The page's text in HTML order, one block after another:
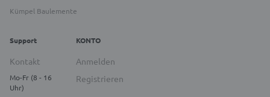
Kümpel Baulemente
Support
Kontakt
Mo-Fr (8 - 16
Uhr)
KONTO
Anmelden
Registrieren